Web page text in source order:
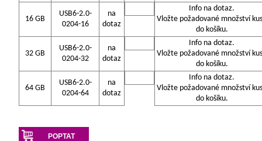
16 GB
USB6-2.0-
0204-16
na
dotaz
Info na dotaz.
Vložte požadované množství
do košíku.
32 GB
USB6-2.0-
0204-32
na
dotaz
Info na dotaz.
Vložte požadované množství
do košíku.
64 GB
USB6-2.0-
0204-64
na
dotaz
Info na dotaz.
Vložte požadované množství
do košíku.
POPTAT